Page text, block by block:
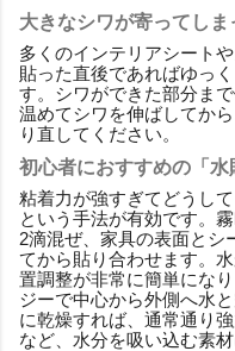
大きなシワが寄ってしま
多くのインテリアシート
貼った直後であればゆっ
す。シワができた部分ま
温めてシワを伸ばしてか
り直してください。
初心者におすすめの「水
粘着力が強すぎてどうし
という手法が有効です。
2滴混ぜ、家具の表面とシ
てから貼り合わせます。
置調整が非常に簡単にな
ジーで中心から外側へ水
に乾燥すれば、通常通り
など、水分を吸い込む素